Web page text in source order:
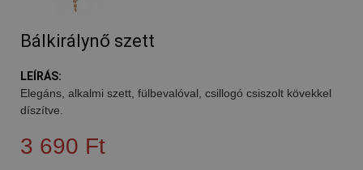
Bálkirálynő szett
LEÍRÁS:
Elegáns, alkalmi szett, fülbevalóval, csillogó csiszolt kövekkel
díszítve.
3 690 Ft